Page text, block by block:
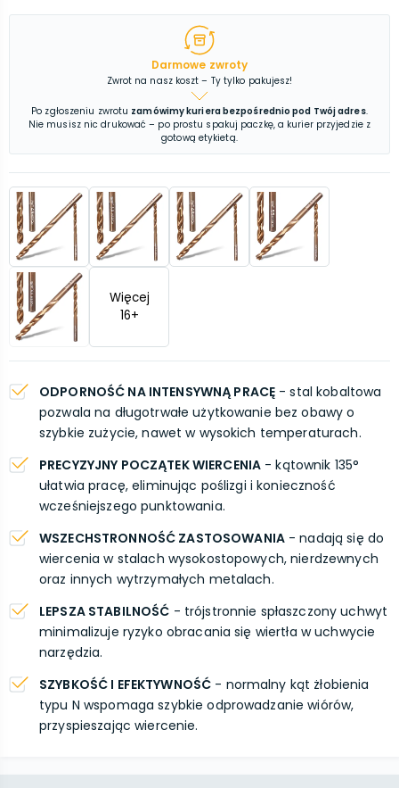
Darmowe zwroty
Zwrot na nasz koszt – Ty tylko pakujesz!
Po zgłoszeniu zwrotu zamówimy kuriera bezpośrednio pod Twój adres.
Nie musisz nic drukować – po prostu spakuj paczkę, a kurier przyjedzie z
gotową etykietą.
Więcej
16+
ODPORNOŚĆ NA INTENSYWNĄ PRACĘ - stal kobaltowa
pozwala na długotrwałe użytkowanie bez obawy o
szybkie zużycie, nawet w wysokich temperaturach.
PRECYZYJNY POCZĄTEK WIERCENIA - kątownik 135°
ułatwia pracę, eliminując poślizgi i konieczność
wcześniejszego punktowania.
WSZECHSTRONNOŚĆ ZASTOSOWANIA- nadają się do
wiercenia w stalach wysokostopowych, nierdzewnych
oraz innych wytrzymałych metalach.
LEPSZA STABILNOŚĆ - trójstronnie spłaszczony uchwyt
minimalizuje ryzyko obracania się wiertła w uchwycie
narzędzia.
SZYBKOŚĆ I EFEKTYWNOŚĆ - normalny kąt żłobienia
typu N wspomaga szybkie odprowadzanie wiórów,
przyspieszając wiercenie.